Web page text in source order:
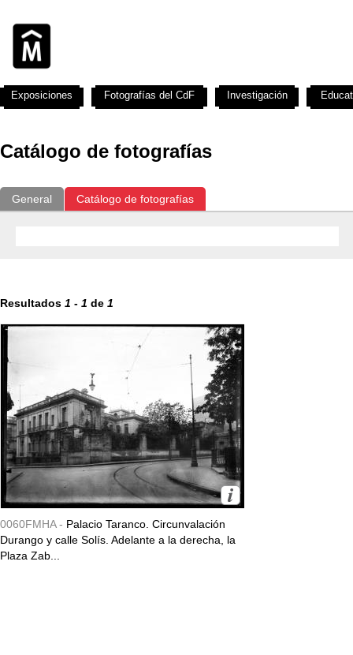
Catálogo de fotografías
General Catálogo de fotografías
Resultados 1 - 1 de 1
0060FMHA - Palacio Taranco. Circunvalación
Durango y calle Solís. Adelante a la derecha, la
Plaza Zab...
Exposiciones Fotografías del CdF Investigación